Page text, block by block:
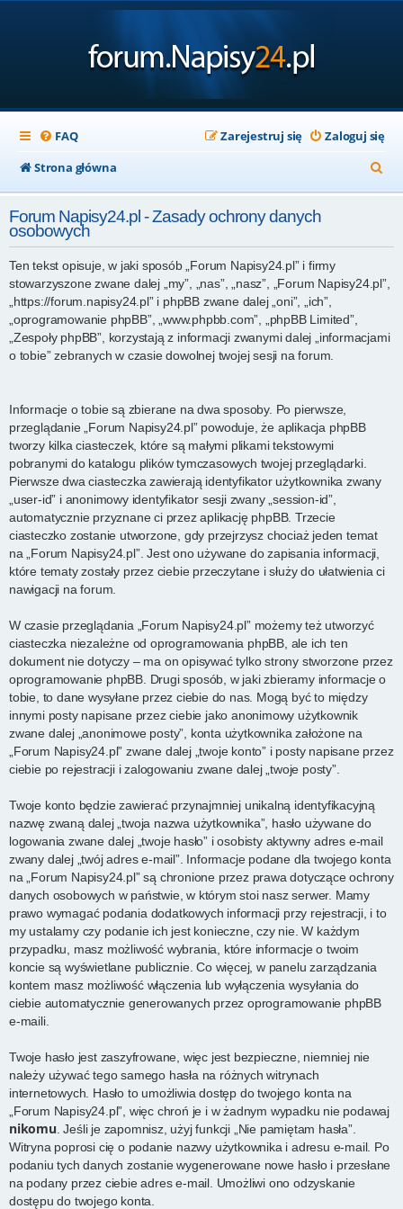
FAQ Zaloguj się
Zarejestruj się
Strona główna
z
k
Forum Napisy24.pl - Zasady ochrony danych
osobowych
Ten tekst opisuje, w jaki sposób „Forum Napisy24.pl” i firmy
stowarzyszone zwane dalej „my”, „nas”, „nasz”, „Forum Napisy24.pl”,
„https://forum.napisy24.pl” i phpBB zwane dalej „oni”, „ich”,
„oprogramowanie phpBB”, „www.phpbb.com”, „phpBB Limited”,
„Zespoły phpBB”, korzystają z informacji zwanymi dalej „informacjami
o tobie” zebranych w czasie dowolnej twojej sesji na forum.
Informacje o tobie są zbierane na dwa sposoby. Po pierwsze,
przeglądanie „Forum Napisy24.pl” powoduje, że aplikacja phpBB
tworzy kilka ciasteczek, które są małymi plikami tekstowymi
pobranymi do katalogu plików tymczasowych twojej przeglądarki.
Pierwsze dwa ciasteczka zawierają identyfikator użytkownika zwany
„user-id” i anonimowy identyfikator sesji zwany „session-id”,
automatycznie przyznane ci przez aplikację phpBB. Trzecie
ciasteczko zostanie utworzone, gdy przejrzysz chociaż jeden temat
na „Forum Napisy24.pl”. Jest ono używane do zapisania informacji,
które tematy zostały przez ciebie przeczytane i służy do ułatwienia ci
nawigacji na forum.
W czasie przeglądania „Forum Napisy24.pl” możemy też utworzyć
ciasteczka niezależne od oprogramowania phpBB, ale ich ten
dokument nie dotyczy – ma on opisywać tylko strony stworzone przez
oprogramowanie phpBB. Drugi sposób, w jaki zbieramy informacje o
tobie, to dane wysyłane przez ciebie do nas. Mogą być to między
innymi posty napisane przez ciebie jako anonimowy użytkownik
zwane dalej „anonimowe posty”, konta użytkownika założone na
„Forum Napisy24.pl” zwane dalej „twoje konto” i posty napisane przez
ciebie po rejestracji i zalogowaniu zwane dalej „twoje posty”.
Twoje konto będzie zawierać przynajmniej unikalną identyfikacyjną
nazwę zwaną dalej „twoja nazwa użytkownika”, hasło używane do
logowania zwane dalej „twoje hasło” i osobisty aktywny adres e-mail
zwany dalej „twój adres e-mail”. Informacje podane dla twojego konta
na „Forum Napisy24.pl” są chronione przez prawa dotyczące ochrony
danych osobowych w państwie, w którym stoi nasz serwer. Mamy
prawo wymagać podania dodatkowych informacji przy rejestracji, i to
my ustalamy czy podanie ich jest konieczne, czy nie. W każdym
przypadku, masz możliwość wybrania, które informacje o twoim
koncie są wyświetlane publicznie. Co więcej, w panelu zarządzania
kontem masz możliwość włączenia lub wyłączenia wysyłania do
ciebie automatycznie generowanych przez oprogramowanie phpBB
e-maili.
Twoje hasło jest zaszyfrowane, więc jest bezpieczne, niemniej nie
należy używać tego samego hasła na różnych witrynach
internetowych. Hasło to umożliwia dostęp do twojego konta na
„Forum Napisy24.pl”, więc chroń je i w żadnym wypadku nie podawaj
nikomu . Jeśli je zapomnisz, użyj funkcji „Nie pamiętam hasła”.
Witryna poprosi cię o podanie nazwy użytkownika i adresu e-mail. Po
podaniu tych danych zostanie wygenerowane nowe hasło i przesłane
na podany przez ciebie adres e-mail. Umożliwi ono odzyskanie
dostępu do twojego konta.